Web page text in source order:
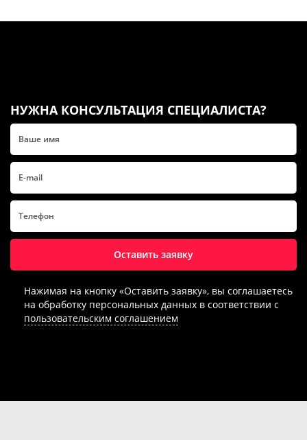
НУЖНА КОНСУЛЬТАЦИЯ СПЕЦИАЛИСТА?
Оставить заявку
Нажимая на кнопку «Оставить заявку», вы соглашаетесь
на обработку персональных данных в соответствии с
пользовательским соглашением